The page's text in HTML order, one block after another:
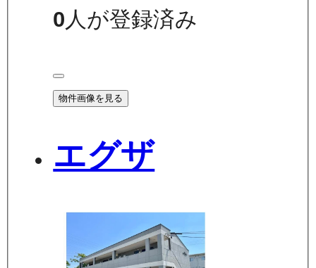
0 人が登録済み
物件画像を見る
エグザ